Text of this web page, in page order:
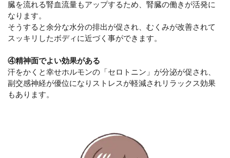
臓を流れる腎血流量もアップするため、腎臓の働きが活発に
なります。
そうすると余分な水分の排出が促され、むくみが改善されて
スッキリしたボディに近づく事ができます。
④精神面でよい効果がある
汗をかくと幸せホルモンの「セロトニン」が分泌が促され、
副交感神経が優位になりストレスが軽減されリラックス効果
もあります。